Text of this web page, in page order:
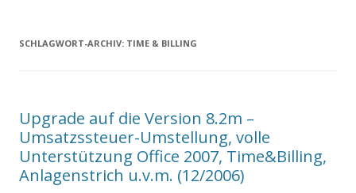
SCHLAGWORT-ARCHIV: TIME & BILLING
Upgrade auf die Version 8.2m –
Umsatzssteuer-Umstellung, volle
Unterstützung Office 2007, Time&Billing,
Anlagenstrich u.v.m. (12/2006)